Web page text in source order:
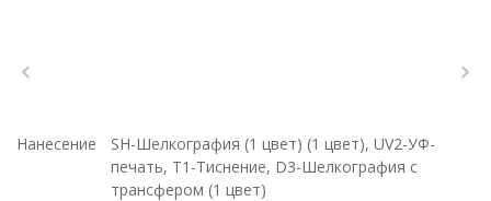
Нанесение
SH-Шелкография (1 цвет) (1 цвет), UV2-УФ-
печать, T1-Тиснение, D3-Шелкография с
трансфером (1 цвет)